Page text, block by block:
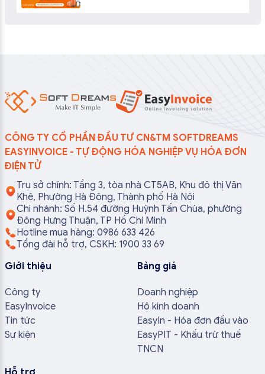
CÔNG TY CỔ PHẦN ĐẦU TƯ CN&TM SOFTDREAMS
EASYINVOICE - TỰ ĐỘNG HÓA NGHIỆP VỤ HÓA ĐƠN
ĐIỆN TỬ
Trụ sở chính: Tầng 3, tòa nhà CT5AB, Khu đô thị Văn
Khê, Phường Hà Đông, Thành phố Hà Nội
Chi nhánh: Số H.54 đường Huỳnh Tấn Chùa, phường
Đông Hưng Thuận, TP Hồ Chí Minh
Hotline mua hàng: 0986 633 426
Tổng đài hỗ trợ, CSKH: 1900 33 69
Giới thiệu
Công ty
EasyInvoice
Tin tức
Sự kiện
Bảng giá
Doanh nghiệp
Hộ kinh doanh
EasyIn - Hóa đơn đầu vào
EasyPIT - Khấu trừ thuế
TNCN